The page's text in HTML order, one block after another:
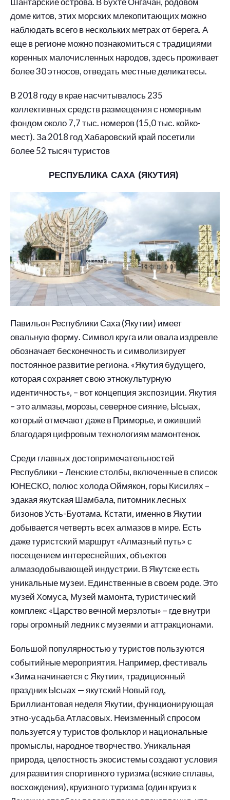
доме китов, этих морских млекопитающих можно
наблюдать всего в нескольких метрах от берега. А
еще в регионе можно познакомиться с традициями
коренных малочисленных народов, здесь проживает
более 30 этносов, отведать местные деликатесы.
В 2018 году в крае насчитывалось 235
коллективных средств размещения с номерным
фондом около 7,7 тыс. номеров (15,0 тыс. койко-
мест). За 2018 год Хабаровский край посетили
более 52 тысяч туристов
РЕСПУБЛИКА САХА (ЯКУТИЯ)
Павильон Республики Саха (Якутии) имеет
овальную форму. Символ круга или овала издревле
обозначает бесконечность и символизирует
постоянное развитие региона. «Якутия будущего,
которая сохраняет свою этнокультурную
идентичность», – вот концепция экспозиции. Якутия
– это алмазы, морозы, северное сияние, Ысыах,
который отмечают даже в Приморье, и оживший
благодаря цифровым технологиям мамонтенок.
Среди главных достопримечательностей
Республики – Ленские столбы, включенные в список
ЮНЕСКО, полюс холода Оймякон, горы Кисилях –
эдакая якутская Шамбала, питомник лесных
бизонов Усть-Буотама. Кстати, именно в Якутии
добывается четверть всех алмазов в мире. Есть
даже туристский маршрут «Алмазный путь» с
посещением интереснейших, объектов
алмазодобывающей индустрии. В Якутске есть
уникальные музеи. Единственные в своем роде. Это
музей Хомуса, Музей мамонта, туристический
комплекс «Царство вечной мерзлоты» – где внутри
горы огромный ледник с музеями и аттракционами.
Большой популярностью у туристов пользуются
событийные мероприятия. Например, фестиваль
«Зима начинается с Якутии», традиционный
праздник Ысыах — якутский Новый год,
Бриллиантовая неделя Якутии, функционирующая
этно-усадьба Атласовых. Неизменный спросом
пользуется у туристов фольклор и национальные
промыслы, народное творчество. Уникальная
природа, целостность экосистемы создают условия
для развития спортивного туризма (всякие сплавы,
восхождения), круизного туризма (один круиз к